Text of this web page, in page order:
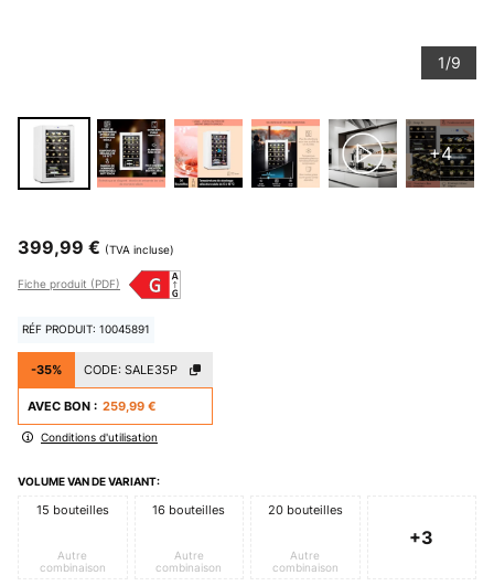
1/9
+4
399,99 € (TVA incluse)
Fiche produit (PDF)
RÉF PRODUIT: 10045891
-35% CODE: SALE35P
AVEC BON : 259,99 €
Conditions d'utilisation
VOLUME VAN DE VARIANT:
15 bouteilles
Autre
combinaison
16 bouteilles
Autre
combinaison
20 bouteilles
Autre
combinaison
+3